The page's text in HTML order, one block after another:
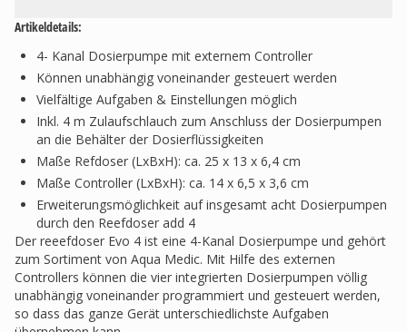
Artikeldetails:
4- Kanal Dosierpumpe mit externem Controller
Können unabhängig voneinander gesteuert werden
Vielfältige Aufgaben & Einstellungen möglich
Inkl. 4 m Zulaufschlauch zum Anschluss der Dosierpumpen
an die Behälter der Dosierflüssigkeiten
Maße Refdoser (LxBxH): ca. 25 x 13 x 6,4 cm
Maße Controller (LxBxH): ca. 14 x 6,5 x 3,6 cm
Erweiterungsmöglichkeit auf insgesamt acht Dosierpumpen
durch den Reefdoser add 4
Der reeefdoser Evo 4 ist eine 4-Kanal Dosierpumpe und gehört
zum Sortiment von Aqua Medic. Mit Hilfe des externen
Controllers können die vier integrierten Dosierpumpen völlig
unabhängig voneinander programmiert und gesteuert werden,
so dass das ganze Gerät unterschiedlichste Aufgaben